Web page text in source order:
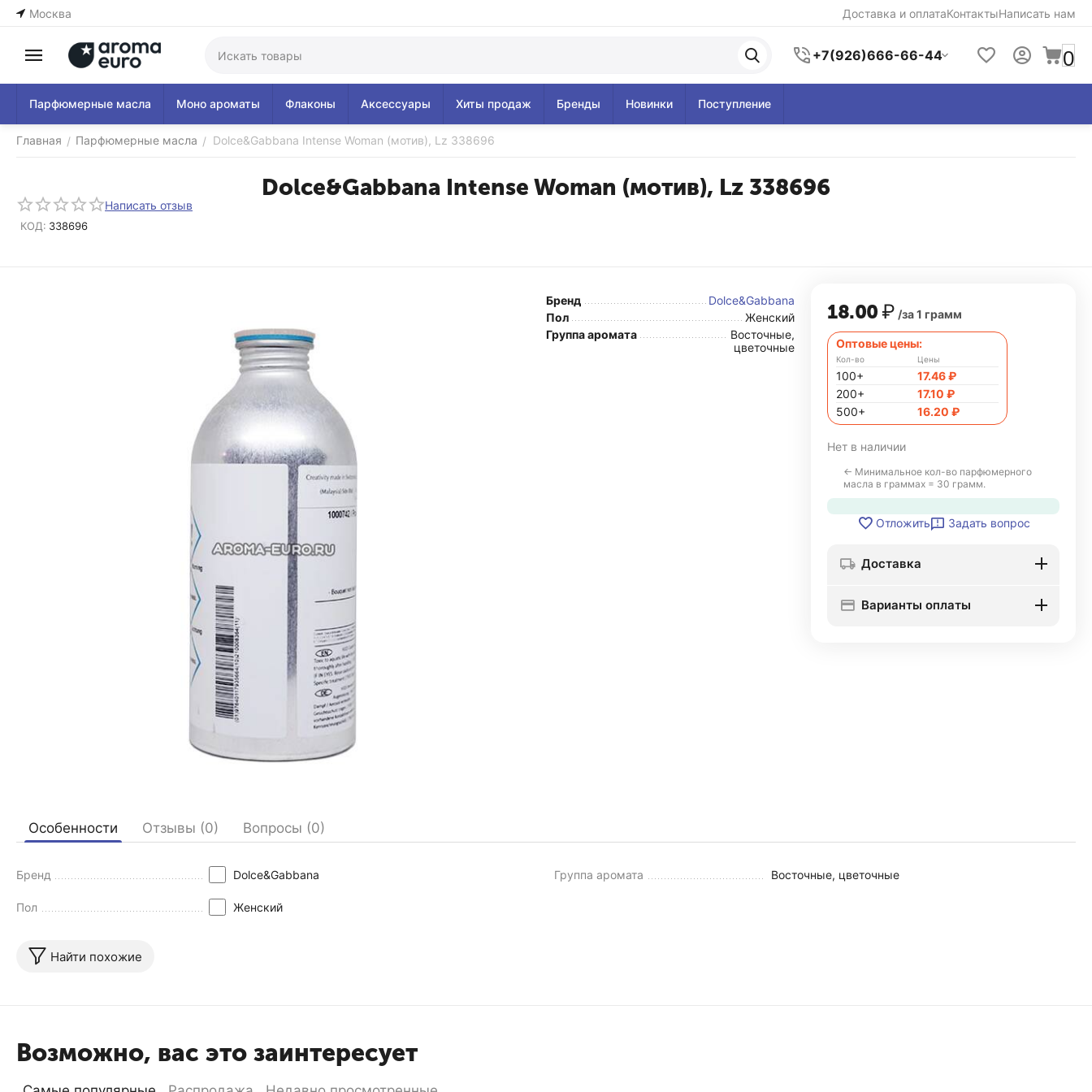
Москва Доставка и оплатаКонтактыНаписать нам
+7(926)666-66-44 0
Парфюмерные масла Моно ароматы Флаконы Аксессуары Хиты продаж Бренды Новинки Поступление
Главная / Парфюмерные масла / Dolce&Gabbana Intense Woman (мотив), Lz 338696
Dolce&Gabbana Intense Woman (мотив), Lz 338696
Написать отзыв
КОД: 338696
Бренд
Dolce&Gabbana
Пол
Женский
Группа аромата
Восточные,
цветочные
18.00₽ /за 1 грамм
Оптовые цены:
Кол-во
100+
200+
500+
Цены
17.46₽
17.10 ₽
16.20 ₽
Нет в наличии
← Минимальное кол-во парфюмерного
масла в граммах = 30 грамм.
Отложить Задать вопрос
Доставка
Варианты оплаты
Особенности Отзывы (0) Вопросы (0)
Бренд Dolce&Gabbana
Пол Женский
Группа аромата Восточные, цветочные
Найти похожие
Возможно, вас это заинтересует